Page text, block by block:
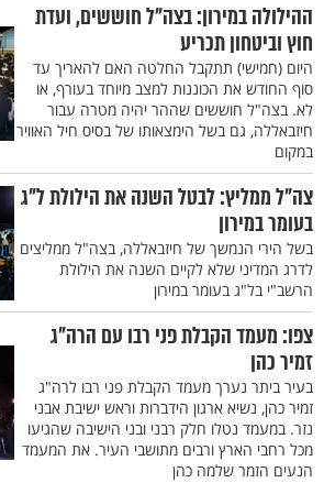
ההילולה במירון: בצה"ל חוששים, ועדת
חוץ וביטחון תכריע
היום (חמישי) תתקבל החלטה האם להאריך עד
סוף החודש את הכוננות למצב מיוחד בעורף, או
לא. בצה"ל חוששים שההר יהיה מטרה עבור
חיזבאללה, גם בשל הימצאותו של בסיס חיל האוויר
במקום
צה"ל ממליץ: לבטל השנה את הילולת ל"ג
בעומר במירון
בשל הירי הנמשך של חיזבאללה, בצה"ל ממליצים
לדרג המדיני שלא לקיים השנה את הילולת
הרשב"י בל"ג בעומר במירון
צפו: מעמד הקבלת פני רבו עם הרה"ג
זמיר כהן
בעיר ביתר נערך מעמד הקבלת פני רבו לרה"ג
זמיר כהן, נשיא ארגון הידברות וראש ישיבת אבני
נזר. במעמד נטלו חלק רבני ובני הישיבה שהגיעו
מכל רחבי הארץ ורבים מתושבי העיר. את המעמד
הנעים הזמר שלמה כהן